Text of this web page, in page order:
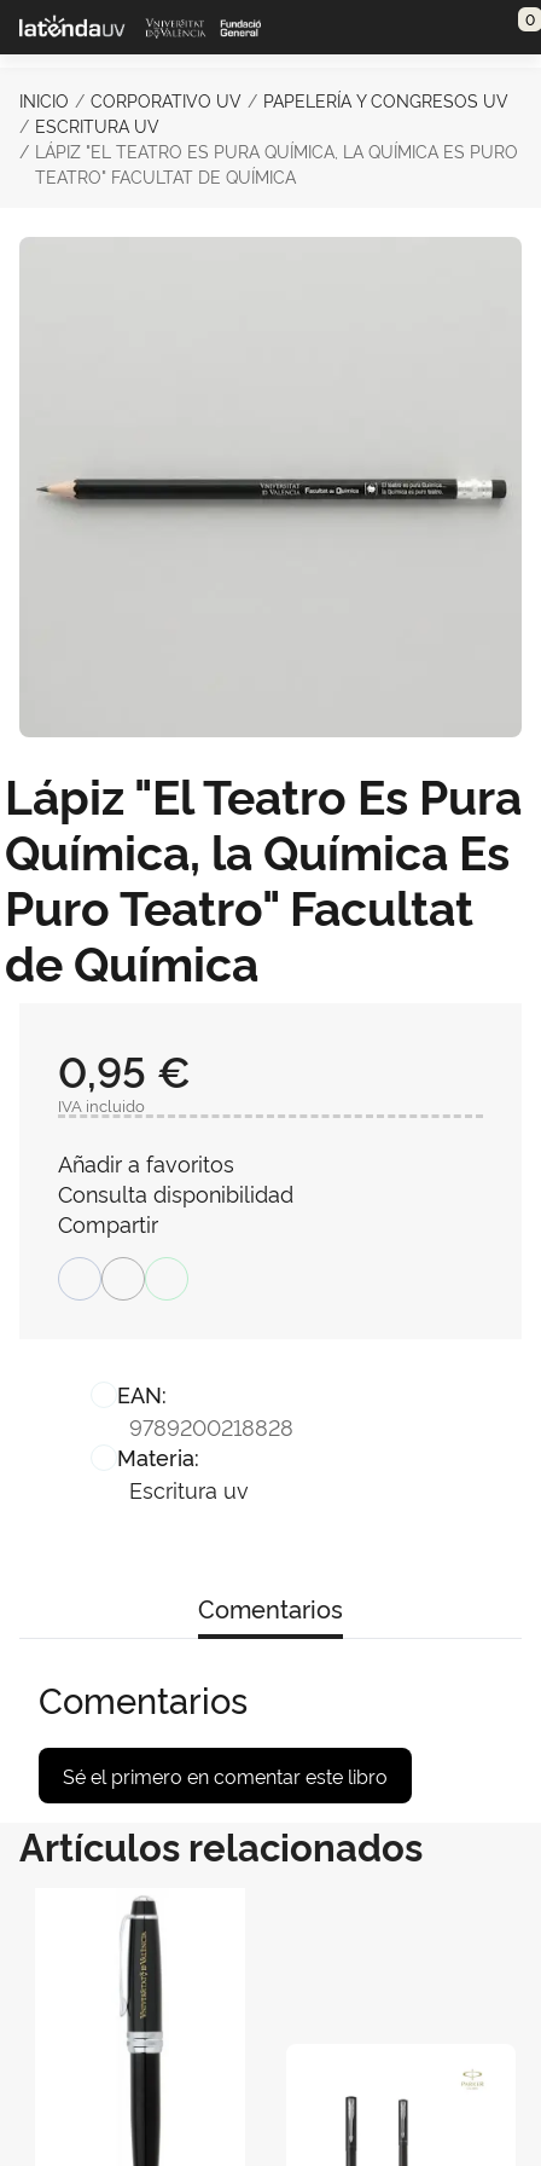
Saltar al contenido principal 0
INICIO CORPORATIVO UV
PAPELERÍA Y CONGRESOS UV
ESCRITURA UV
LÁPIZ "EL TEATRO ES PURA QUÍMICA, LA QUÍMICA ES PURO
TEATRO" FACULTAT DE QUÍMICA
Lápiz "El Teatro Es Pura
Química, la Química Es
Puro Teatro" Facultat
de Química
EAN:
9789200218828
Materia:
Escritura uv
0,95 €
IVA incluido
Añadir a favoritos
Consulta disponibilidad
Compartir
Comentarios
Comentarios
Sé el primero en comentar este libro
Artículos relacionados